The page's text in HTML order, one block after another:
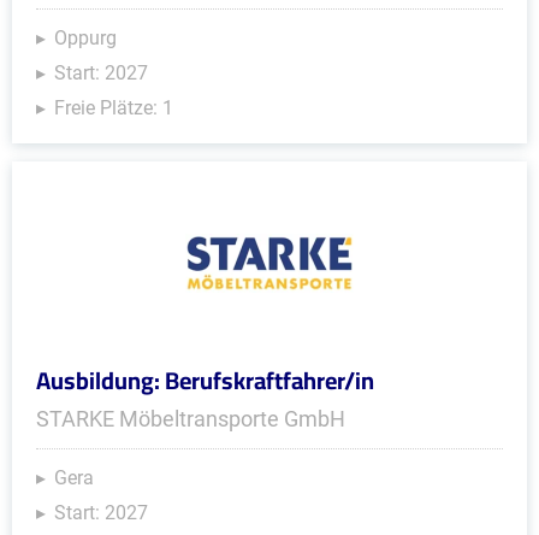
Oppurg
Start: 2027
Freie Plätze: 1
Ausbildung: Berufskraftfahrer/in
STARKE Möbeltransporte GmbH
Gera
Start: 2027